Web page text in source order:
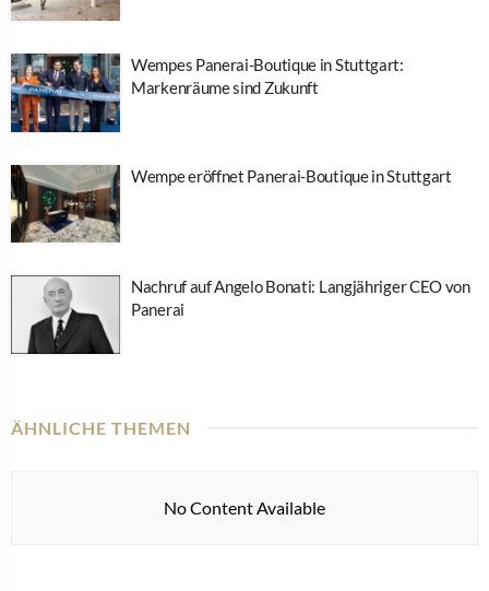
Wempes Panerai-Boutique in Stuttgart:
Markenräume sind Zukunft
Wempe eröffnet Panerai-Boutique in Stuttgart
Nachruf auf Angelo Bonati: Langjähriger CEO von
Panerai
ÄHNLICHE THEMEN
No Content Available